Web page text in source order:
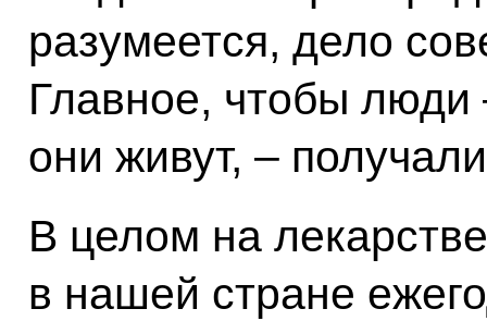
разумеется, дело
Главное, чтобы люди
они живут, –
В целом на
в нашей стране